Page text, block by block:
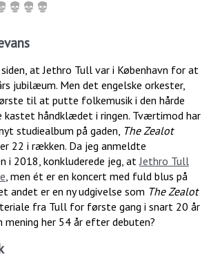
at Jethro Tull var i København for at
jubilæum. Men det engelske orkester,
til at putte folkemusik i den hårde
kastet håndklædet i ringen. Tværtimod har
studiealbum på gaden, The Zealot
22 i rækken. Da jeg anmeldte
i 2018, konkluderede jeg, atJethro Tull
, men ét er en koncert med fuld blus på
andet er en ny udgivelse som The Zealot
fra Tull for første gang i snart 20 år
mening her 54 år efter debuten?